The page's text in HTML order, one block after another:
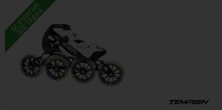
БЕЗПЛАТНА
ДОСТАВКА